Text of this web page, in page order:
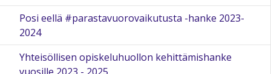
Posi eellä #parastavuorovaikutusta -hanke 2023-
2024
Yhteisöllisen opiskeluhuollon kehittämishanke